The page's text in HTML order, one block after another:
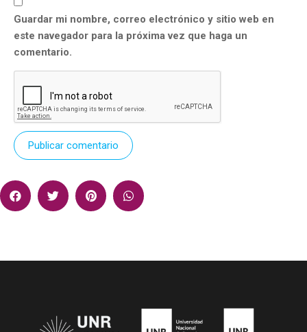
Guardar mi nombre, correo electrónico y sitio web en
este navegador para la próxima vez que haga un
comentario.